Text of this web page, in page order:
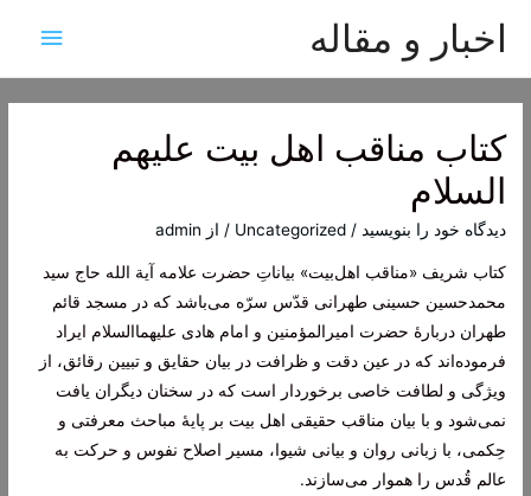
اخبار و مقاله
اصلی
کتاب مناقب اهل بیت علیهم
السلام
دیدگاه‌ خود را بنویسید /
Uncategorized / از admin
کتاب شریف «مناقب اهل‌بیت» بیاناتِ حضرت علامه آیة الله حاج سید
محمد‌حسین حسینی طهرانی قدّس سرّه می‌باشد که در مسجد قائم
طهران دربارۀ حضرت امیرالمؤمنین و امام هادی علیهما‌السلام ایراد
فرموده‌اند که در عین دقت و ظرافت در بیان حقایق و تبیین رقائق، از
ویژگی و لطافت خاصی برخوردار است که در سخنان دیگران یافت
نمی‌شود و با بیان مناقب حقیقی اهل بیت بر پایۀ مباحث معرفتی و
حِکمی، با زبانی روان و بیانی شیوا، مسیر اصلاح نفوس و حرکت به
عالم قُدس را هموار می‌سازند.